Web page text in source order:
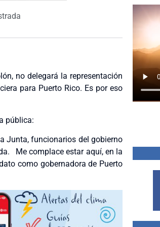
no delegará la representación
para Puerto Rico. Es por eso
pública:
Junta, funcionarios del gobierno
Me complace estar aquí, en la
como gobernadora de Puerto